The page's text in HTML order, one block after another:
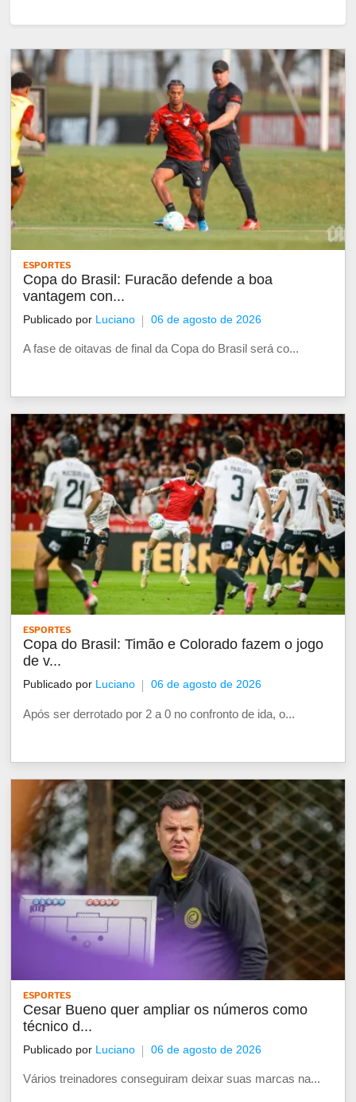
ESPORTES
Copa do Brasil: Furacão defende a boa
vantagem con...
Publicado por Luciano 06 de agosto de 2026
A fase de oitavas de final da Copa do Brasil será co...
ESPORTES
Copa do Brasil: Timão e Colorado fazem o jogo
de v...
Publicado por Luciano 06 de agosto de 2026
Após ser derrotado por 2 a 0 no confronto de ida, o...
ESPORTES
Cesar Bueno quer ampliar os números como
técnico d...
Publicado por Luciano 06 de agosto de 2026
Vários treinadores conseguiram deixar suas marcas na...